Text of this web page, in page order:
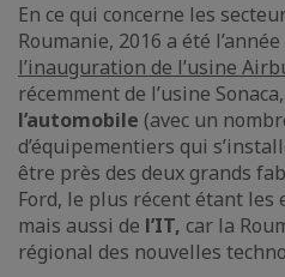
En ce qui concerne les
Roumanie, 2016 a été l’année
l’inauguration de l’usine
récemment de l’usine
l’automobile (avec un
d’équipementiers qui
être près des deux grands
Ford, le plus récent étant les
mais aussi de l’IT, car la
régional des nouvelles